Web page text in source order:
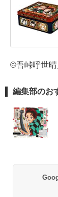
©吾峠呼世
編集部のお